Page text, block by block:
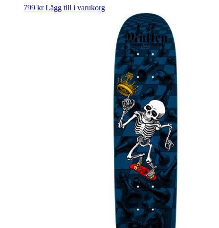
799 kr Lägg till i varukorg